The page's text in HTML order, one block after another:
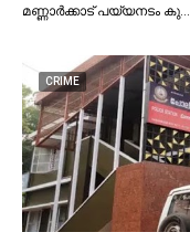
മണ്ണാർക്കാട് പയ്യനടം കു…
CRIME